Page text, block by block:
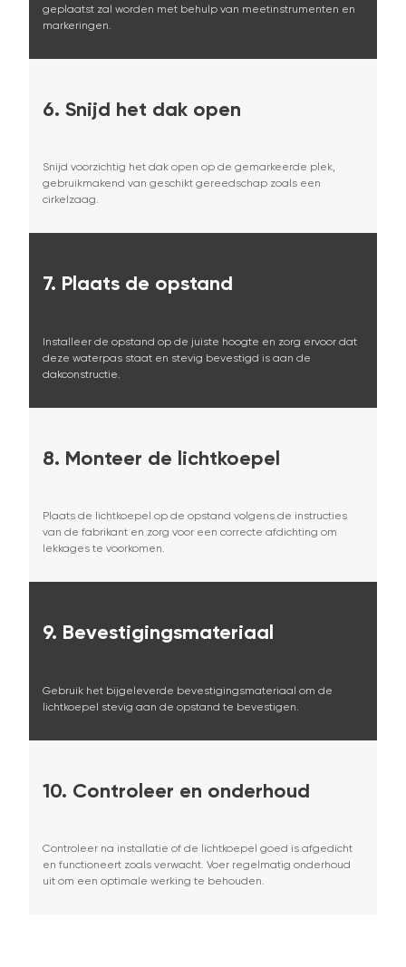
geplaatst zal worden met behulp van meetinstrumenten en
markeringen.
6. Snijd het dak open
Snijd voorzichtig het dak open op de gemarkeerde plek,
gebruikmakend van geschikt gereedschap zoals een
cirkelzaag.
7. Plaats de opstand
Installeer de opstand op de juiste hoogte en zorg ervoor dat
deze waterpas staat en stevig bevestigd is aan de
dakconstructie.
8. Monteer de lichtkoepel
Plaats de lichtkoepel op de opstand volgens de instructies
van de fabrikant en zorg voor een correcte afdichting om
lekkages te voorkomen.
9. Bevestigingsmateriaal
Gebruik het bijgeleverde bevestigingsmateriaal om de
lichtkoepel stevig aan de opstand te bevestigen.
10. Controleer en onderhoud
Controleer na installatie of de lichtkoepel goed is afgedicht
en functioneert zoals verwacht. Voer regelmatig onderhoud
uit om een optimale werking te behouden.